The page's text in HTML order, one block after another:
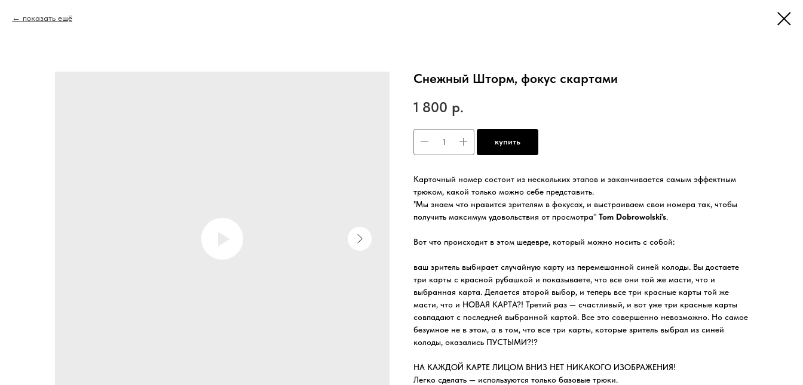
показать ещё
Снежный Шторм, фокус скартами
1 800 р.
купить
Карточный номер состоит из нескольких этапов и заканчивается самым эффектным
трюком, какой только можно себе представить.
"Мы знаем что нравится зрителям в фокусах, и выстраиваем свои номера так, чтобы
получить максимум удовольствия от просмотра" Tom Dobrowolski's.
Вот что происходит в этом шедевре, который можно носить с собой:
ваш зритель выбирает случайную карту из перемешанной синей колоды. Вы достаете
три карты с красной рубашкой и показываете, что все они той же масти, что и
выбранная карта. Делается второй выбор, и теперь все три красные карты той же
масти, что и НОВАЯ КАРТА?! Третий раз — счастливый, и вот уже три красные карты
совпадают с последней выбранной картой. Все это совершенно невозможно. Но самое
безумное не в этом, а в том, что все три карты, которые зритель выбрал из синей
колоды, оказались ПУСТЫМИ?!?
НА КАЖДОЙ КАРТЕ ЛИЦОМ ВНИЗ НЕТ НИКАКОГО ИЗОБРАЖЕНИЯ!
Легко сделать — используются только базовые трюки.